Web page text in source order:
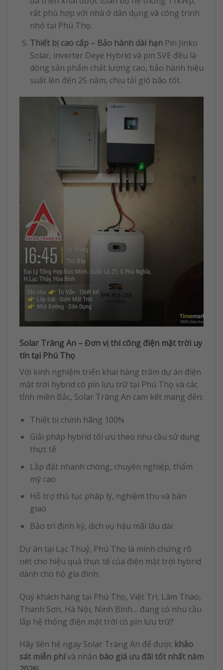
rất phù hợp với nhà ở dân dụng và công trình
nhỏ tại Phú Thọ.
Thiết bị cao cấp – Bảo hành dài hạnPin Jinko
Solar, inverter Deye Hybrid và pin SVE đều là
dòng sản phẩm chất lượng cao, bảo hành hiệu
suất lên đến 25 năm, chịu tải gió bão tốt.
Solar Tràng An – Đơn vị thi công điện mặt trời uy
tín tại Phú Thọ
Với kinh nghiệm triển khai hàng trăm dự án điện
mặt trời hybrid có pin lưu trữ tại Phú Thọ và các
tỉnh miền Bắc, Solar Tràng An cam kết mang đến:
Thiết bị chính hãng 100%
Giải pháp hybrid tối ưu theo nhu cầu sử dụng
thực tế
Lắp đặt nhanh chóng, chuyên nghiệp, thẩm
mỹ cao
Hỗ trợ thủ tục pháp lý, nghiệm thu và bàn
giao
Bảo trì định kỳ, dịch vụ hậu mãi lâu dài
Dự án tại Lạc Thuỷ, Phú Thọ là minh chứng rõ
nét cho hiệu quả thực tế của điện mặt trời hybrid
dành cho hộ gia đình.
Quý khách hàng tại Phú Thọ, Việt Trì, Lâm Thao,
Thanh Sơn, Hà Nội, Ninh Bình… đang có nhu cầu
lắp hệ thống điện mặt trời có pin lưu trữ?
Hãy liên hệ ngay Solar Tràng An để được khảo
sát miễn phívà nhận báo giá ưu đãi tốt nhất năm